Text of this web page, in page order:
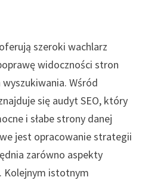
szeroki wachlarz
widoczności stron
Wśród
się audyt SEO, który
i słabe strony danej
jest opracowanie strategii
zarówno aspekty
Kolejnym istotnym